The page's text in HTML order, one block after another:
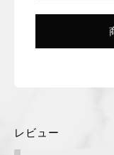
レビュー